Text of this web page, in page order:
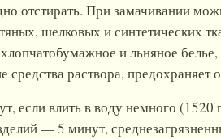
отстирать. При замачивании
шелковых и синтетических
и льняное
раствора, предохраняет
если влить в воду немного (1520
— 5 минут,